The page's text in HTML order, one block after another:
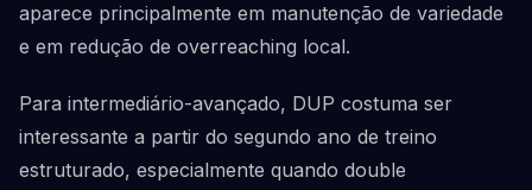
aparece principalmente em manutenção de variedade
e em redução de overreaching local.
Para intermediário-avançado, DUP costuma ser
interessante a partir do segundo ano de treino
estruturado, especialmente quando double